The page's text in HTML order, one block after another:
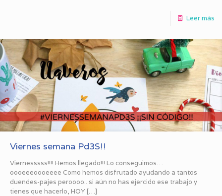
Leer más
Viernes semana Pd3S!!
Viernesssss!!!! Hemos llegado!!! Lo conseguimos…
oooeeeoooeeee Como hemos disfrutado ayudando a tantos
duendes-pajes peroooo.. si aún no has ejercido ese trabajo y
tienes que hacerlo, HOY […]